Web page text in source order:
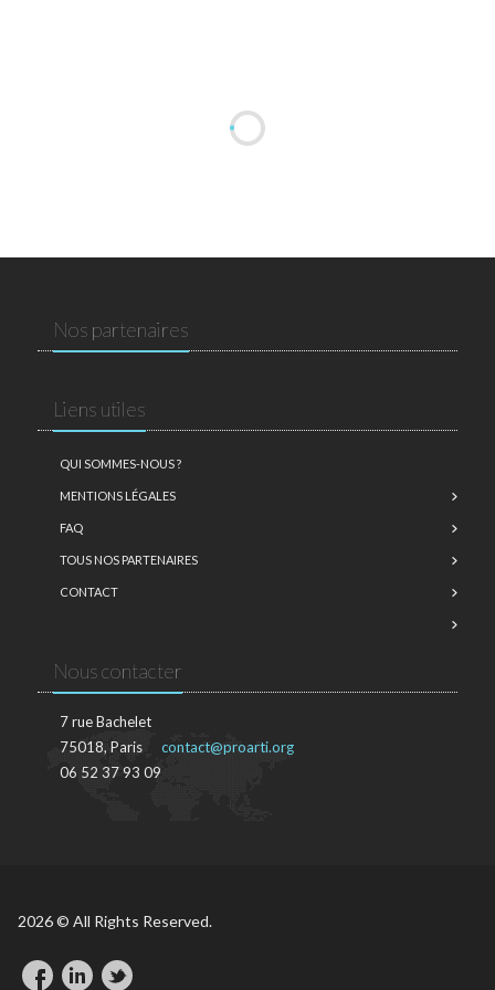
Nos partenaires
Liens utiles
QUI SOMMES-NOUS ?
MENTIONS LÉGALES
FAQ
TOUS NOS PARTENAIRES
CONTACT
Nous contacter
7 rue Bachelet
75018, Paris
06 52 37 93 09
contact@proarti.org
2026 © All Rights Reserved.